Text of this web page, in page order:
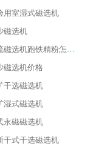
用室湿式磁选机
磁选机
湖南顺流磁选机跑铁精粉怎么处理
磁选机价格
干选磁选机
湿式磁选机
永磁磁选机
干式干选磁选机